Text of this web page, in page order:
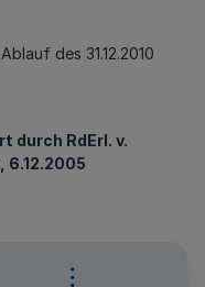
des 31.12.2010
durch RdErl. v.
6.12.2005